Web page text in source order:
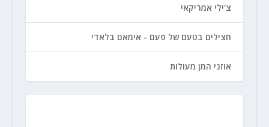
צ'ילי אמריקאי
חצילים בטעם של פעם - אימאם בלאדי
אוזני המן מעולות